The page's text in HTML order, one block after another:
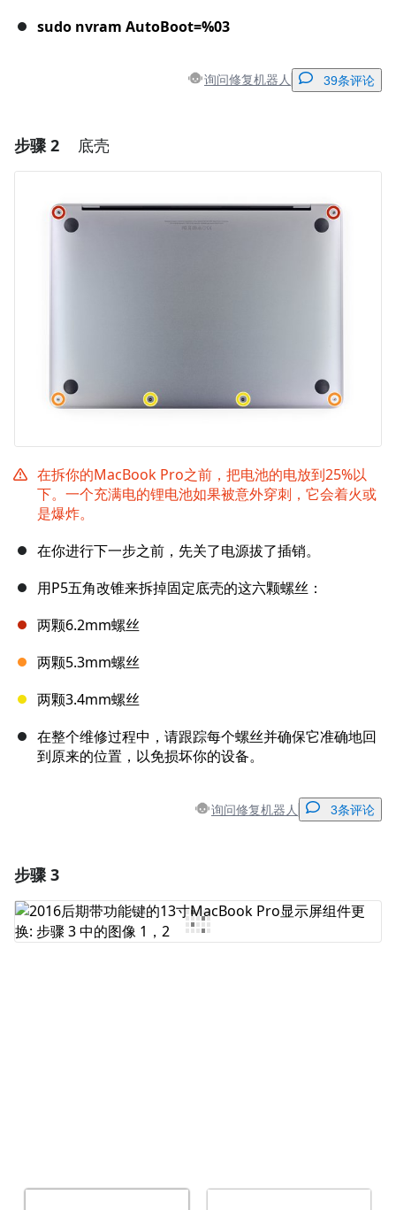
sudo nvram AutoBoot=%03
询问修复机器人 39条评论
步骤 2 底壳
在拆你的MacBook Pro之前，把电池的电放到25%以
下。一个充满电的锂电池如果被意外穿刺，它会着火或
是爆炸。
在你进行下一步之前，先关了电源拔了插销。
用P5五角改锥来拆掉固定底壳的这六颗螺丝：
两颗6.2mm螺丝
两颗5.3mm螺丝
两颗3.4mm螺丝
在整个维修过程中，请跟踪每个螺丝并确保它准确地回
到原来的位置，以免损坏你的设备。
询问修复机器人 3条评论
添加评论
步骤 3